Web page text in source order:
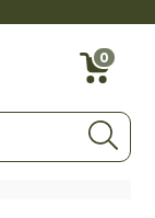
0
53% OFF